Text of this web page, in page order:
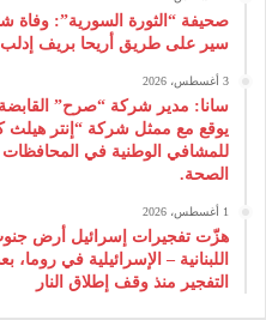
صحيفة “الثورة السورية”: وفاة
سير على طريق أريحا بريف إدلب
3 أغسطس، 2026
سانا: مدير شركة “صرح” القابضة
يوقع مع ممثل شركة “إنتر هيلث
للمشافي الوطنية في المحافظات
الصحة.
1 أغسطس، 2026
هزّت تفجيرات إسرائيل أرض
اللبنانية – الإسرائيلية في
التفجير منذ وقف إطلاق النار